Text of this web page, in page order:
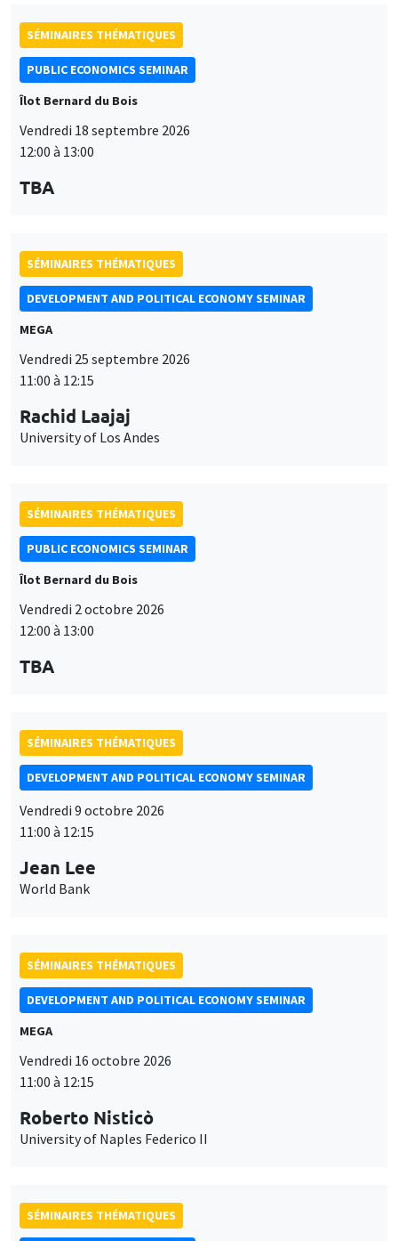
SÉMINAIRES THÉMATIQUES
PUBLIC ECONOMICS SEMINAR
Îlot Bernard du Bois
Vendredi 18 septembre 2026
12:00 à 13:00
TBA
SÉMINAIRES THÉMATIQUES
DEVELOPMENT AND POLITICAL ECONOMY SEMINAR
MEGA
Vendredi 25 septembre 2026
11:00 à 12:15
Rachid Laajaj
University of Los Andes
SÉMINAIRES THÉMATIQUES
PUBLIC ECONOMICS SEMINAR
Îlot Bernard du Bois
Vendredi 2 octobre 2026
12:00 à 13:00
TBA
SÉMINAIRES THÉMATIQUES
DEVELOPMENT AND POLITICAL ECONOMY SEMINAR
Vendredi 9 octobre 2026
11:00 à 12:15
Jean Lee
World Bank
SÉMINAIRES THÉMATIQUES
DEVELOPMENT AND POLITICAL ECONOMY SEMINAR
MEGA
Vendredi 16 octobre 2026
11:00 à 12:15
Roberto Nisticò
University of Naples Federico II
SÉMINAIRES THÉMATIQUES